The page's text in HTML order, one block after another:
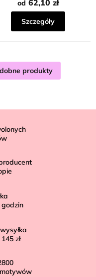
od 62,10 zł
Szczegóły
produkty
godzin
145 zł